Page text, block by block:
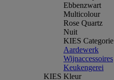
Ebbenzwart
Multicolour
Rose Quartz
Nuit
KIES Categorie
Aardewerk
Wijnaccessoires
Keukengerei
KIES Kleur